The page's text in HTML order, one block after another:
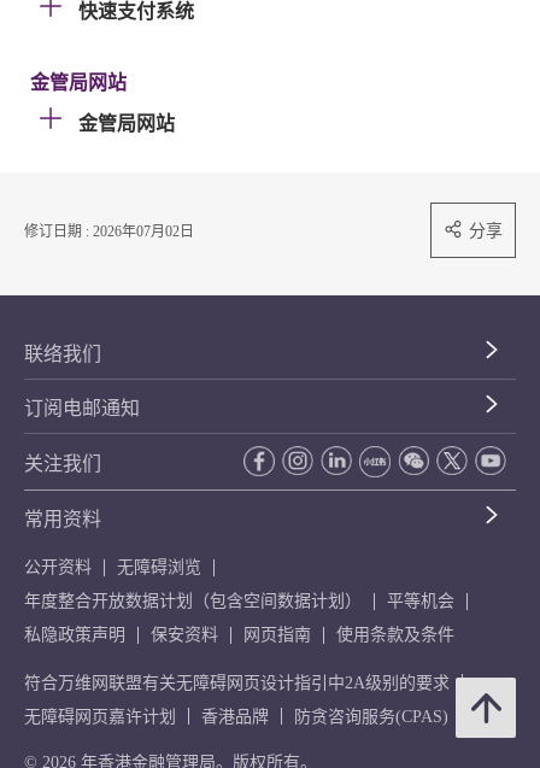
快速支付系统
金管局网站
金管局网站
修订日期 : 2026年07月02日 分享
联络我们
订阅电邮通知
关注我们
常用资料
公开资料
无障碍浏览
年度整合开放数据计划（包含空间数据计划）
平等机会
私隐政策声明
保安资料 网页指南 使用条款及条件
符合万维网联盟有关无障碍网页设计指引中2A级别的要求
无障碍网页嘉许计划
香港品牌 防贪咨询服务(CPAS)
© 2026 年香港金融管理局。版权所有。